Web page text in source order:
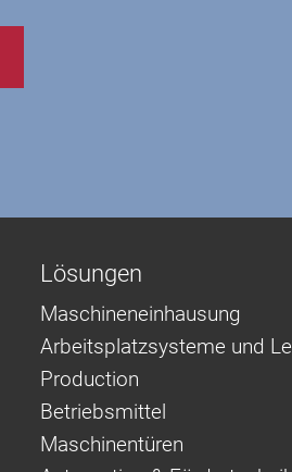
Lösungen
Maschineneinhausung
Arbeitsplatzsysteme und
Production
Betriebsmittel
Maschinentüren